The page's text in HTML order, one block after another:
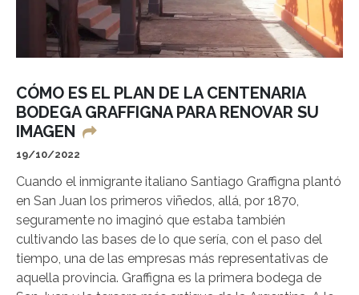
CÓMO ES EL PLAN DE LA CENTENARIA
BODEGA GRAFFIGNA PARA RENOVAR SU
IMAGEN
19/10/2022
Cuando el inmigrante italiano Santiago Graffigna plantó
en San Juan los primeros viñedos, allá, por 1870,
seguramente no imaginó que estaba también
cultivando las bases de lo que sería, con el paso del
tiempo, una de las empresas más representativas de
aquella provincia. Graffigna es la primera bodega de